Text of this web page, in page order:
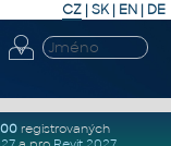
CZ | SK| EN | DE
registrovaných